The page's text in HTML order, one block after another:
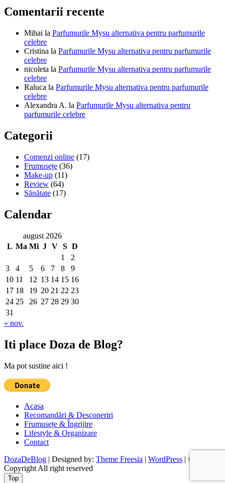
Comentarii recente
Mihai la Parfumurile Mysu alternativa pentru parfumurile
celebre
Cristina la Parfumurile Mysu alternativa pentru parfumurile
celebre
nicoleta la Parfumurile Mysu alternativa pentru parfumurile
celebre
Raluca la Parfumurile Mysu alternativa pentru parfumurile
celebre
Alexandra A. la Parfumurile Mysu alternativa pentru
parfumurile celebre
Categorii
Comenzi online (17)
Frumusețe (36)
Make-up (11)
Review (64)
Sănătate (17)
Calendar
august 2026
L Ma Mi J V S D
1
2
3
4 5 6 7 8
9
10 11 12 13 14 15 16
17 18 19 20 21 22 23
24 25 26 27 28 29 30
31
« nov.
Iti place Doza de Blog?
Ma pot sustine aici !
Acasa
Recomandări & Descoperiri
Frumusețe & Îngrijire
Lifestyle & Organizare
Contact
DozaDeBlog | Designed by: Theme Freesia | WordPress | ©
Copyright All right reserved
Top